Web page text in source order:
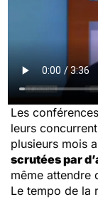
Les
leurs
plusieurs mois
scrutées par
même attendre
Le tempo de la